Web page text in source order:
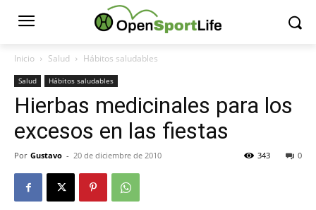
Inicio Salud Hábitos saludables
Salud Hábitos saludables
Hierbas medicinales para los
excesos en las fiestas
Por Gustavo - 20 de diciembre de 2010 0
343